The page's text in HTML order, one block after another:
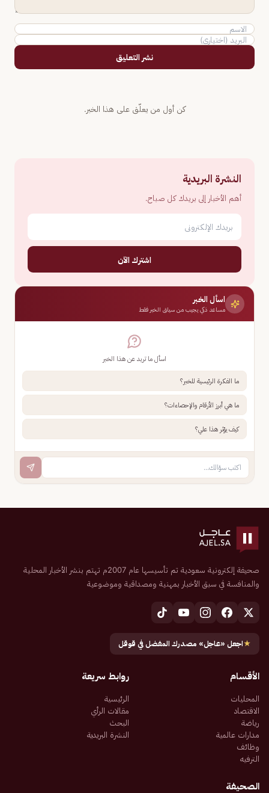
نشر التعليق
كن أول من يعلّق على هذا الخبر.
النشرة البريدية
أهم الأخبار إلى بريدك كل صباح.
اشترك الآن
اسأل الخبر
مساعد ذكي يجيب من سياق الخبر فقط
اسأل ما تريد عن هذا الخبر
ما الفكرة الرئيسية للخبر؟
ما هي أبرز الأرقام والإحصاءات؟
كيف يؤثر هذا علي؟
صحيفة إلكترونية سعودية تم تأسيسها عام 2007م تهتم بنشر الأخبار المحلية
والمنافسة في سبق الأخبار بمهنية ومصداقية وموضوعية
★اجعل «عاجل» مصدرك المفضل في قوقل
الأقسام
المحليات
الاقتصاد
رياضة
مدارات عالمية
وظائف
الترفيه
روابط سريعة
الرئيسية
مقالات الرأي
البحث
النشرة البريدية
الصحيفة